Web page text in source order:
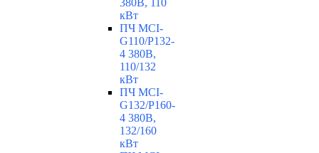
380В, 110
кВт
ПЧ MCI-
G110/P132-
4 380В,
110/132
кВт
ПЧ MCI-
G132/P160-
4 380В,
132/160
кВт